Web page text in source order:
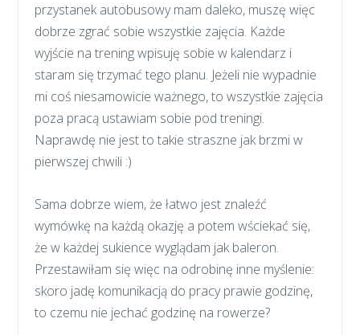
przystanek autobusowy mam daleko, muszę więc
dobrze zgrać sobie wszystkie zajęcia. Każde
wyjście na trening wpisuję sobie w kalendarz i
staram się trzymać tego planu. Jeżeli nie wypadnie
mi coś niesamowicie ważnego, to wszystkie zajęcia
poza pracą ustawiam sobie pod treningi.
Naprawdę nie jest to takie straszne jak brzmi w
pierwszej chwili :)
Sama dobrze wiem, że łatwo jest znaleźć
wymówkę na każdą okazję a potem wściekać się,
że w każdej sukience wyglądam jak baleron.
Przestawiłam się więc na odrobinę inne myślenie:
skoro jadę komunikacją do pracy prawie godzinę,
to czemu nie jechać godzinę na rowerze?